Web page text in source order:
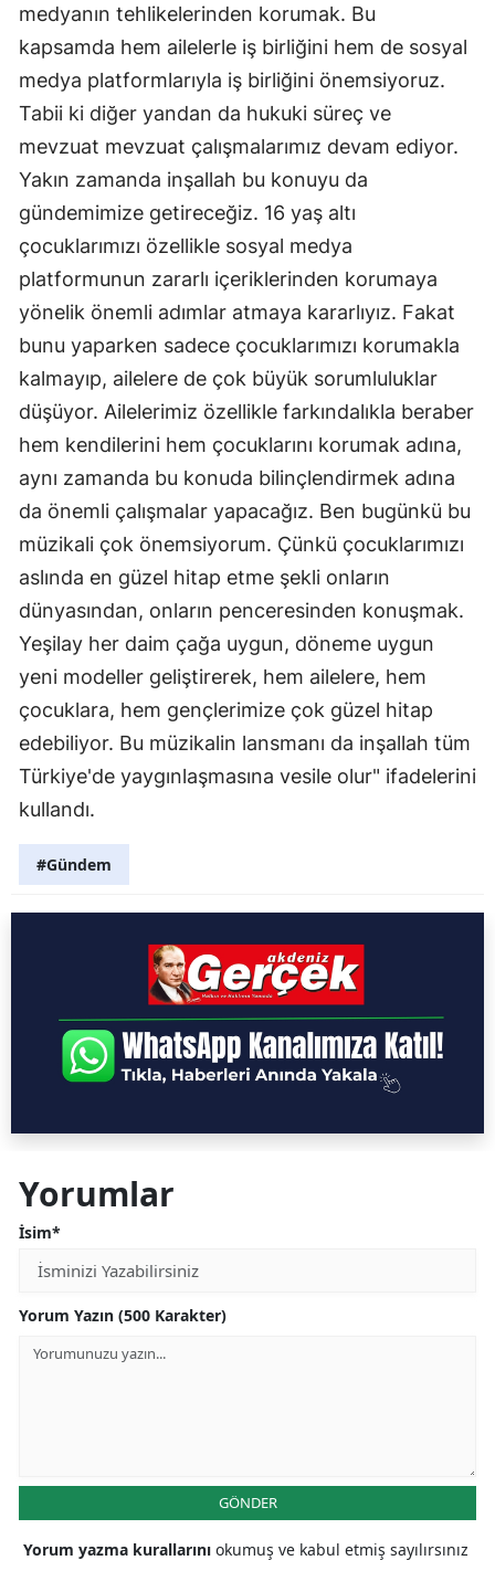
medyanın tehlikelerinden korumak. Bu
kapsamda hem ailelerle iş birliğini hem de sosyal
medya platformlarıyla iş birliğini önemsiyoruz.
Tabii ki diğer yandan da hukuki süreç ve
mevzuat mevzuat çalışmalarımız devam ediyor.
Yakın zamanda inşallah bu konuyu da
gündemimize getireceğiz. 16 yaş altı
çocuklarımızı özellikle sosyal medya
platformunun zararlı içeriklerinden korumaya
yönelik önemli adımlar atmaya kararlıyız. Fakat
bunu yaparken sadece çocuklarımızı korumakla
kalmayıp, ailelere de çok büyük sorumluluklar
düşüyor. Ailelerimiz özellikle farkındalıkla beraber
hem kendilerini hem çocuklarını korumak adına,
aynı zamanda bu konuda bilinçlendirmek adına
da önemli çalışmalar yapacağız. Ben bugünkü bu
müzikali çok önemsiyorum. Çünkü çocuklarımızı
aslında en güzel hitap etme şekli onların
dünyasından, onların penceresinden konuşmak.
Yeşilay her daim çağa uygun, döneme uygun
yeni modeller geliştirerek, hem ailelere, hem
çocuklara, hem gençlerimize çok güzel hitap
edebiliyor. Bu müzikalin lansmanı da inşallah tüm
Türkiye'de yaygınlaşmasına vesile olur" ifadelerini
kullandı.
#Gündem
Yorumlar
İsim*
Yorum Yazın (500 Karakter)
GÖNDER
Yorum yazma kurallarını okumuş ve kabul etmiş sayılırsınız